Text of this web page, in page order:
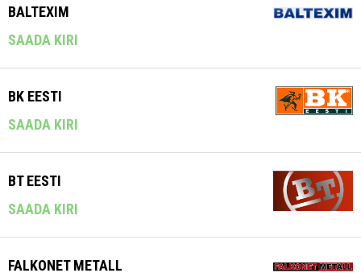
BALTEXIM
SAADA KIRI
BK EESTI
SAADA KIRI
BT EESTI
SAADA KIRI
FALKONET METALL